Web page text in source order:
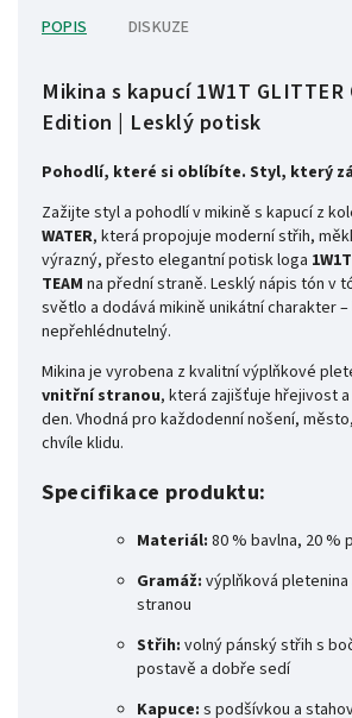
POPIS DISKUZE
Mikina s kapucí 1W1T GLITTER
Edition | Lesklý potisk
Pohodlí, které si oblíbíte. Styl, který
Zažijte styl a pohodlí v mikině s kapucí z
WATER, která propojuje moderní střih,
výrazný, přesto elegantní potisk loga
TEAM na přední straně. Lesklý nápis tón v
světlo a dodává mikině unikátní charakter
nepřehlédnutelný.
Mikina je vyrobena z kvalitní výplňkové
vnitřní stranou, která zajišťuje hřejivost
den. Vhodná pro každodenní nošení,
chvíle klidu.
Specifikace produktu:
Materiál: 80 % bavlna, 20 %
Gramáž: výplňková
stranou
Střih: volný pánský střih s
postavě a dobře sedí
Kapuce: s podšívkou a